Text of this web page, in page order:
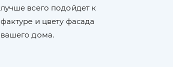
лучше всего подойдет к
фактуре и цвету фасада
вашего дома.